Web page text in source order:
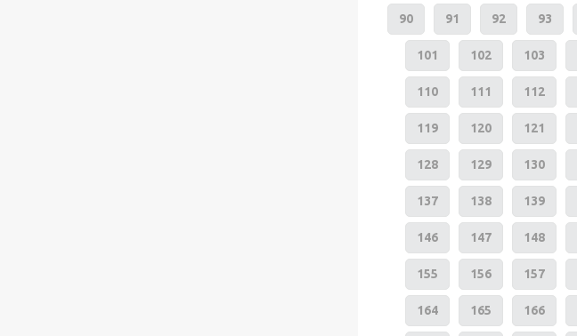
90 91 92 93
101 102 103
110 111 112
119 120 121
128 129 130
137 138 139
146 147 148
155 156 157
164 165 166